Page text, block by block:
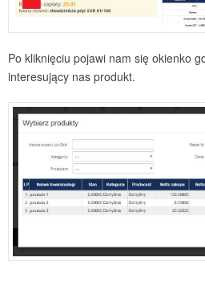
Po kliknięciu pojawi nam się okienko
interesujący nas produkt.